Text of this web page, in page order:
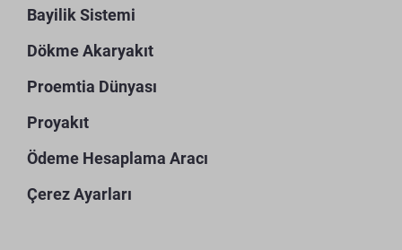
Bayilik Sistemi
Dökme Akaryakıt
Proemtia Dünyası
Proyakıt
Ödeme Hesaplama Aracı
Çerez Ayarları